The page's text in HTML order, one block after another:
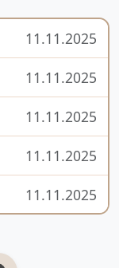
11.11.2025
11.11.2025
11.11.2025
11.11.2025
11.11.2025